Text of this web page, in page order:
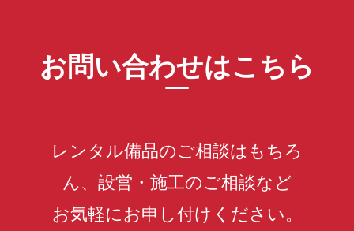
お問い合わせはこちら
レンタル備品のご相談はもちろ
ん、設営・施工のご相談など
お気軽にお申し付けください。